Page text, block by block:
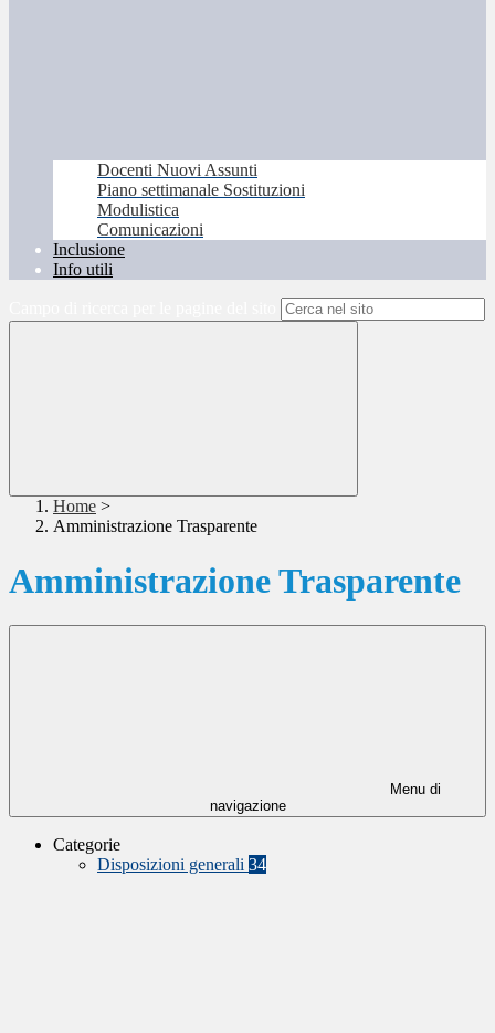
Docenti Nuovi Assunti
Piano settimanale Sostituzioni
Modulistica
Comunicazioni
Inclusione
Info utili
Home >
Amministrazione Trasparente
Amministrazione Trasparente
Menu di
navigazione
Categorie
Disposizioni generali 34